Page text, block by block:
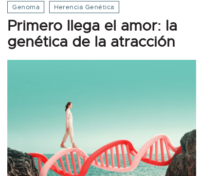
Genoma Herencia Genética
Primero llega el amor: la
genética de la atracción